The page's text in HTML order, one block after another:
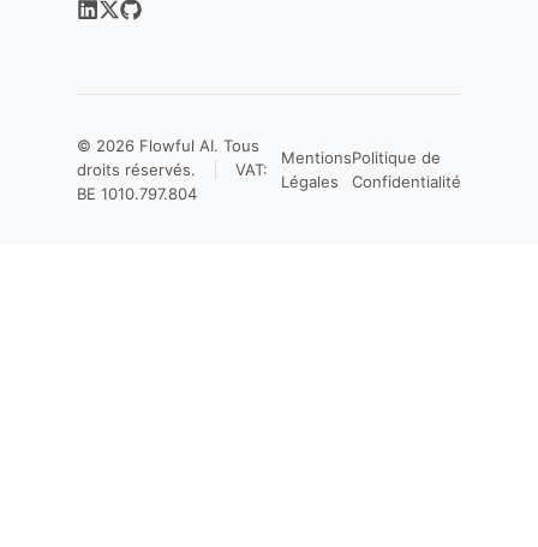
© 2026 Flowful AI. Tous
droits réservés.
VAT:
BE 1010.797.804
Mentions
Légales
Politique de
Confidentialité